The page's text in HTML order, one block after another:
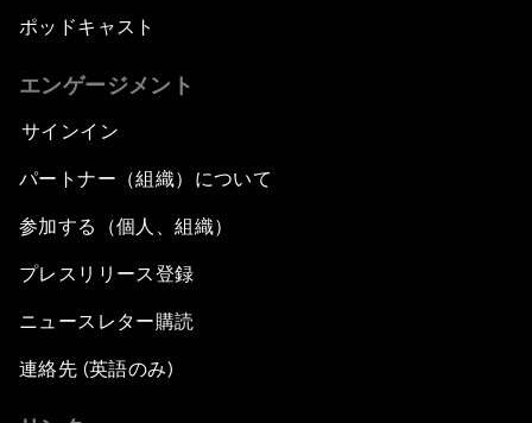
ポッドキャスト
エンゲージメント
サインイン
パートナー（組織）について
参加する（個人、組織）
プレスリリース登録
ニュースレター購読
連絡先 (英語のみ)